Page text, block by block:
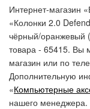
Интернет-магазин
«Колонки 2.0
чёрный/оранжевый
товара - 65415. Вы
магазин или по
Дополнительную
«Компьютерные
нашего менеджера.